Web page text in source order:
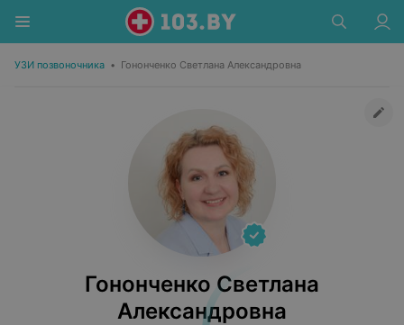
УЗИ позвоночника • Гононченко Светлана Александровна
Гононченко Светлана
Александровна